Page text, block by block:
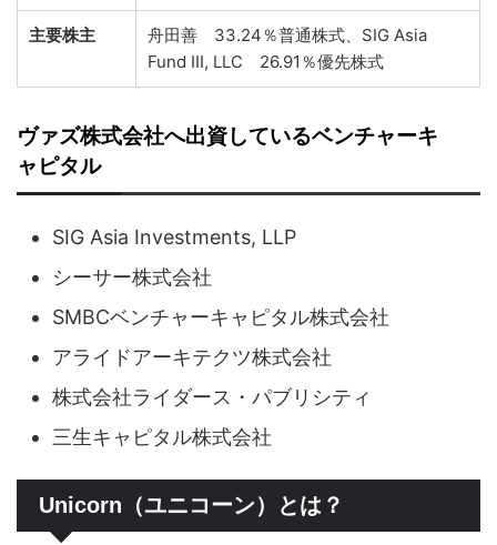
主要株主
舟田善 33.24％普通株式、SIG Asia
Fund III, LLC 26.91％優先株式
ヴァズ株式会社へ出資しているベンチャーキ
ャピタル
SIG Asia Investments, LLP
シーサー株式会社
SMBCベンチャーキャピタル株式会社
アライドアーキテクツ株式会社
株式会社ライダース・パブリシティ
三生キャピタル株式会社
Unicorn（ユニコーン）とは？